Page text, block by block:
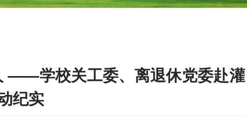
——学校关工委、离退休党委赴灌
纪实